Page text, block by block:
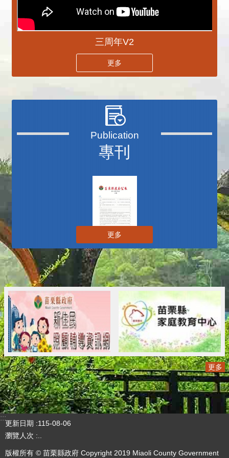
三周年V2
更多
專刊
更多
更多
:::
更新日期
115-08-06
瀏覽人次
..
版權所有 © 苗栗縣政府 Copyright 2019 Miaoli County Government